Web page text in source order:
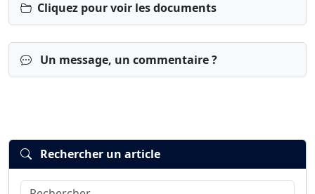
Cliquez pour voir les documents
Un message, un commentaire ?
Rechercher un article
Rechercher